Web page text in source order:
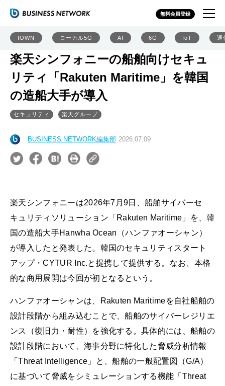
無料会員登録
IOWN ローカル5G AI 6G IoT 通
楽天シンフォニーの船舶向けセキュ
リティ「Rakuten Maritime」を韓国
の造船大手が導入
セキュリティ 楽天グループ
BUSINESS NETWORK編集部 2026.07.09
楽天シンフォニーは2026年7月9日、船舶サイバーセ
キュリティソリューション「Rakuten Maritime」を、韓
国の造船大手Hanwha Ocean（ハンファオーシャン）
が導入したと発表した。韓国のセキュリティスタート
アップ・CYTUR Inc.と提携して提供する。なお、本格
的な商用展開は今回が初となるという。
ハンファオーシャンは、Rakuten Maritimeを自社船舶の
設計段階から組み込むことで、船舶のサイバーレジリエ
ンス（復旧力・耐性）を強化する。具体的には、船舶の
設計段階において、海事分野に特化した脅威分析情報
「Threat Intelligence」と、船舶の一般配置図（G/A）
に基づいて脅威をシミュレーションする機能「Threat